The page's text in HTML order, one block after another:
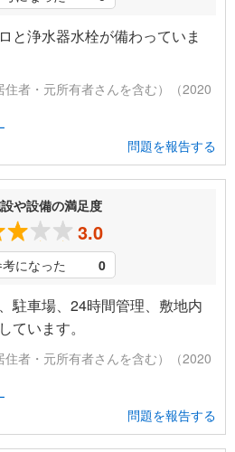
と浄水器水栓が備わっていま
者・元所有者さんを含む）（2020
問題を報告する
や設備の満足度
3.0
になった 0
駐車場、24時間管理、敷地内
ています。
者・元所有者さんを含む）（2020
問題を報告する